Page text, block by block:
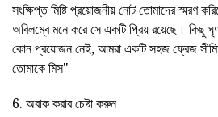
সংক্ষিপ্ত মিষ্টি প্রয়োজনীয় নোট তোমাদের স্মরণ
অবিলম্বে মনে করে সে একটি প্রিয় রয়েছে। কিছু
কোন প্রয়োজন নেই, আমরা একটি সহজ ফ্রেজ
তোমাকে মিস"
6. অবাক করার চেষ্টা করুন